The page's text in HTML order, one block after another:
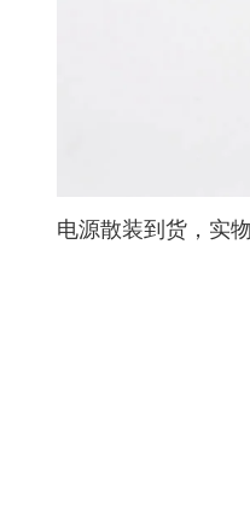
电源散装到货，实